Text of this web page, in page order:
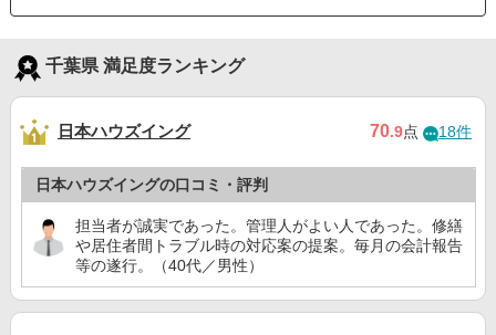
千葉県 満足度ランキング
日本ハウズイング 70.9点 18件
日本ハウズイングの口コミ・評判
担当者が誠実であった。管理人がよい人であった。修繕
や居住者間トラブル時の対応案の提案。毎月の会計報告
等の遂行。（40代／男性）